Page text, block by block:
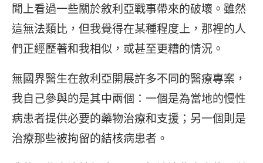
聞上看過一些關於敘利亞戰事帶來的破壞。雖然
這無法類比，但我覺得在某種程度上，那裡的人
們正經歷著和我相似，或甚至更糟的情況。
無國界醫生在敘利亞開展許多不同的醫療專案，
我自己參與的是其中兩個：一個是為當地的慢性
病患者提供必要的藥物治療和支援；另一個則是
治療那些被拘留的結核病患者。